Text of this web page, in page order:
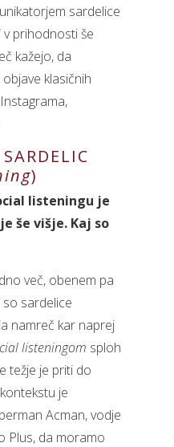
sardelice
v prihodnosti še
kažejo, da
klasičnih
)
listeningu je
še višje. Kaj so
več, obenem pa
so sardelice
namreč kar naprej
listeningom sploh
težje je priti do
je
Acman, vodje
Plus, da moramo